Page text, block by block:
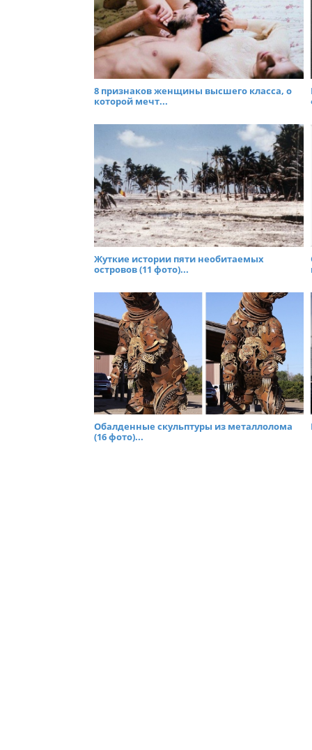
8 признаков женщины высшего класса, о
которой мечт...
Жуткие истории пяти необитаемых
островов (11 фото)...
Обалденные скульптуры из металлолома
(16 фото)...